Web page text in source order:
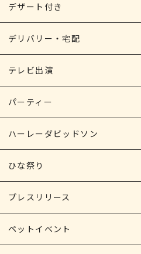
デザート付き
デリバリー・宅配
テレビ出演
パーティー
ハーレーダビッドソン
ひな祭り
プレスリリース
ペットイベント